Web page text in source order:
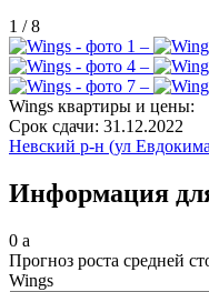
1 /8
Wings квартиры и цены:
Срок сдачи: 31.12.2022
Невский р-н (ул
Информация
0 a
Прогноз роста средней
Wings